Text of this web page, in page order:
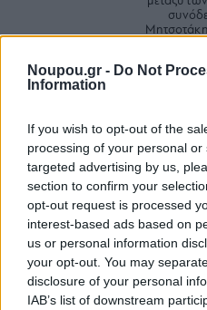
Noupou.gr - Do Not
Information
If you wish to opt-out of the
processing of your personal
targeted advertising by us,
section to confirm your
opt-out request is processed
interest-based ads based on
us or personal information
your opt-out. You may
disclosure of your personal
IAB’s list of downstream
Η φιλοσοφία της Plasis
Φιλοσοφία της Plasis είναι
κτηματομεσιτική
κύριο στόχο την
θεωρούμε ότι μια
πρέπει να είναι ένας
απαραίτητος σύμβουλος